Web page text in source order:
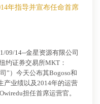
年指导并宣布任命首席
09/14--金星资源有限公司
约证券交易所MKT：
”）今天公布其Bogoso和
产业绩以及2014年的运营
担任首席运营官。